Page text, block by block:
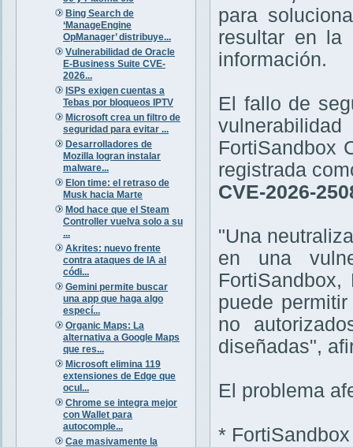
Bing Search de
‘ManageEngine
OpManager’ distribuye...
Vulnerabilidad de Oracle
E-Business Suite CVE-
2026...
ISPs exigen cuentas a
Tebas por bloqueos IPTV
Microsoft crea un filtro de
seguridad para evitar ...
Desarrolladores de
Mozilla logran instalar
malware...
Elon time: el retraso de
Musk hacia Marte
Mod hace que el Steam
Controller vuelva solo a su
...
Akrites: nuevo frente
contra ataques de IA al
códi...
Gemini permite buscar
una app que haga algo
especí...
Organic Maps: La
alternativa a Google Maps
que res...
Microsoft elimina 119
extensiones de Edge que
ocul...
Chrome se integra mejor
con Wallet para
autocomple...
Cae masivamente la
para
resultar en la
información.
El fallo de
FortiSandbox
registrada
CVE-2026-
"Una
en una
puede
no
diseñadas",
El problema
*